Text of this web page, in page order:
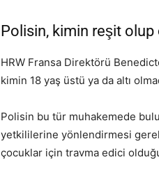
Polisin, kimin reşit olup
HRW Fransa Direktörü
kimin 18 yaş üstü ya da altı
Polisin bu tür muhakemede
yetkililerine yönlendirmesi
çocuklar için travma edici